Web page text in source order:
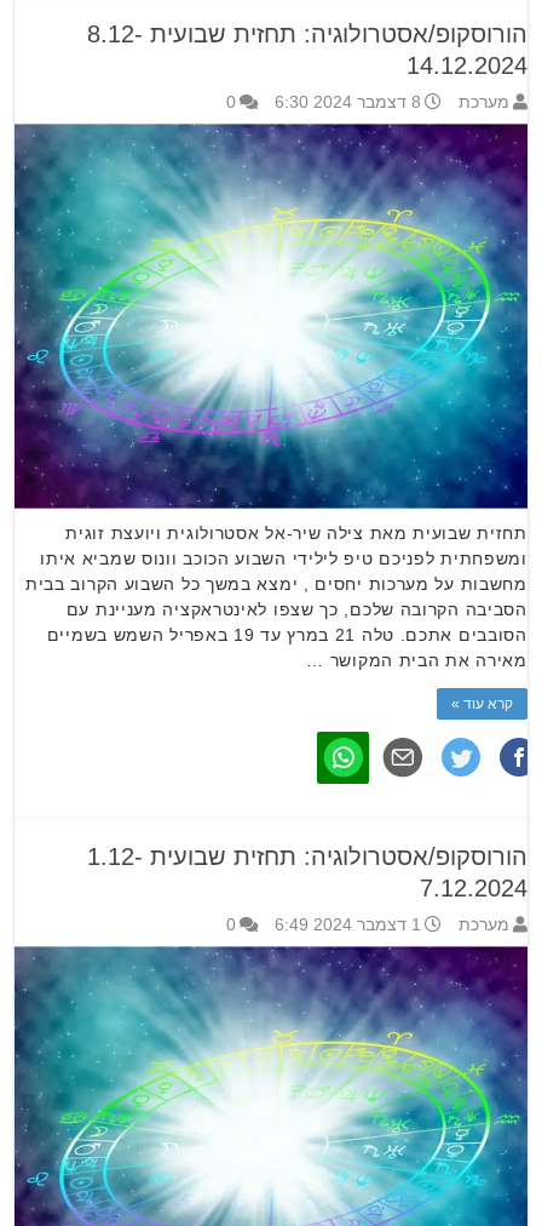
הורוסקופ/אסטרולוגיה: תחזית שבועית 8.12-
14.12.2024
מערכת 8 דצמבר 2024 6:30 0
תחזית שבועית מאת צילה שיר-אל אסטרולוגית ויועצת זוגית
ומשפחתית לפניכם טיפ לילידי השבוע הכוכב וונוס שמביא איתו
מחשבות על מערכות יחסים , ימצא במשך כל השבוע הקרוב בבית
הסביבה הקרובה שלכם, כך שצפו לאינטראקציה מעניינת עם
הסובבים אתכם. טלה 21 במרץ עד 19 באפריל השמש בשמיים
מאירה את הבית המקושר …
קרא עוד »
הורוסקופ/אסטרולוגיה: תחזית שבועית 1.12-
7.12.2024
מערכת 1 דצמבר 2024 6:49 0